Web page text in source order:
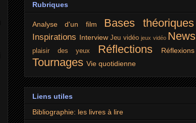
Rubriques
Analyse d'un film Bases théoriques
Inspirations Interview Jeu vidéo jeux vidéo News
plaisir des yeux
Réflections Réflexions
Tournages Vie quotidienne
Liens utiles
Bibliographie: les livres à lire